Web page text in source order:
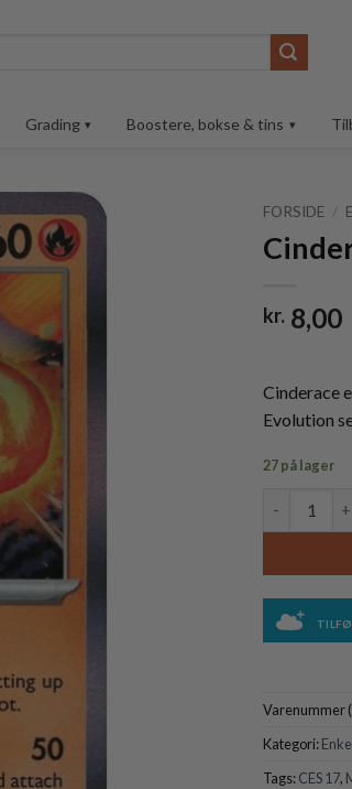
Grading Boostere, bokse & tins
Tilføj til
FORSIDE /
kr. 8,00
Cinderace
Evolution
27 på lager
Varenummer
Kategori:
Tags:CES 17,